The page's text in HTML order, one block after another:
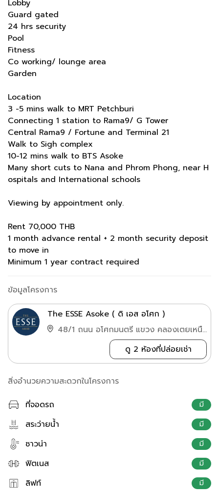
Lobby
Guard gated
24 hrs security
Pool
Fitness
Co working/ lounge area
Garden
Location
3 -5 mins walk to MRT Petchburi
Connecting 1 station to Rama9/ G Tower
Central Rama9 / Fortune and Terminal 21
Walk to Sigh complex
10-12 mins walk to BTS Asoke
Many short cuts to Nana and Phrom Phong, near H
ospitals and International schools
Viewing by appointment only.
Rent 70,000 THB
1 month advance rental + 2 month security deposit
to move in
Minimum 1 year contract required
ข้อมูลโครงการ
The ESSE Asoke ( ดิ เอส อโศก )
48/1 ถนน อโศกมนตรี แขวง คลองเตยเหนือ เขต วัฒนา
ดู 2 ห้องที่ปล่อยเช่า
สิ่งอำนวยความสะดวกในโครงการ
ที่จอดรถ
มี
สระว่ายน้ำ มี
ซาวน่า มี
ฟิตเนส มี
ลิฟท์ มี